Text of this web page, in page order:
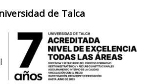
de Talca